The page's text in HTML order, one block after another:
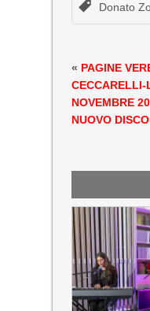
Donato
« PAGINE
CECCARELLI-
NOVEMBRE
NUOVO